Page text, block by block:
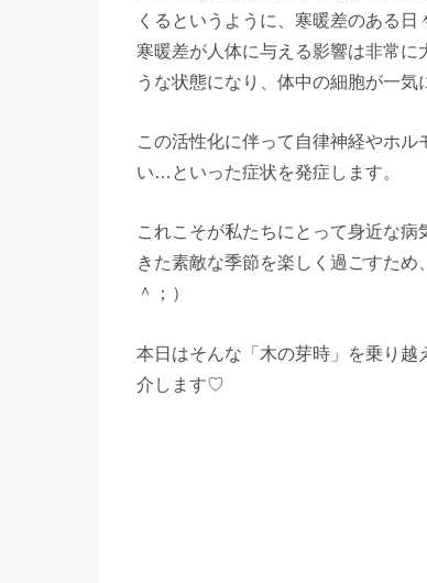
くるというように、寒暖差のある日
寒暖差が人体に与える影響は非常に
うな状態になり、体中の細胞が一気
この活性化に伴って自律神経やホ
い…といった症状を発症します。
これこそが私たちにとって身近な
きた素敵な季節を楽しく過ごすた
＾；）
本日はそんな「木の芽時」を乗り
介します♡